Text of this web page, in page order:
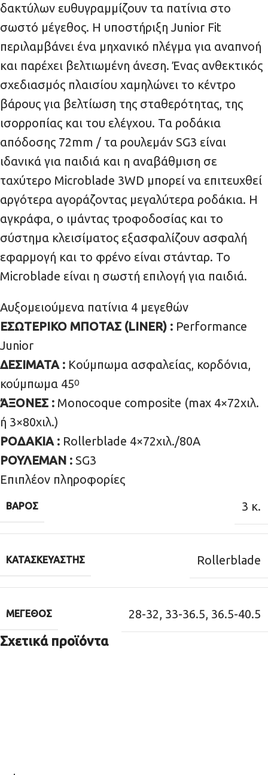
δακτύλων ευθυγραμμίζουν τα πατίνια στο
σωστό μέγεθος. Η υποστήριξη Junior Fit
περιλαμβάνει ένα μηχανικό πλέγμα για αναπνοή
και παρέχει βελτιωμένη άνεση. Ένας ανθεκτικός
σχεδιασμός πλαισίου χαμηλώνει το κέντρο
βάρους για βελτίωση της σταθερότητας, της
ισορροπίας και του ελέγχου. Τα ροδάκια
απόδοσης 72mm / τα ρουλεμάν SG3 είναι
ιδανικά για παιδιά και η αναβάθμιση σε
ταχύτερο Microblade 3WD μπορεί να επιτευχθεί
αργότερα αγοράζοντας μεγαλύτερα ροδάκια. Η
αγκράφα, ο ιμάντας τροφοδοσίας και το
σύστημα κλεισίματος εξασφαλίζουν ασφαλή
εφαρμογή και το φρένο είναι στάνταρ. Το
Microblade είναι η σωστή επιλογή για παιδιά.
Αυξομειούμενα πατίνια 4 μεγεθών
ΕΣΩΤΕΡΙΚΟ ΜΠΟΤΑΣ (LINER) : Performance
Junior
ΔΕΣΙΜΑΤΑ : Κούμπωμα ασφαλείας, κορδόνια,
κούμπωμα 450
ΆΞΟΝΕΣ : Monocoque composite (max 4×72χιλ.
ή 3×80χιλ.)
ΡΟΔΑΚΙΑ : Rollerblade 4×72χιλ./80Α
ΡΟΥΛΕΜΑΝ : SG3
Επιπλέον πληροφορίες
ΒΆΡΟΣ 3 κ.
ΚΑΤΑΣΚΕΥΑΣΤΉΣ Rollerblade
ΜΈΓΕΘΟΣ 28-32, 33-36.5, 36.5-40.5
Σχετικά προϊόντα